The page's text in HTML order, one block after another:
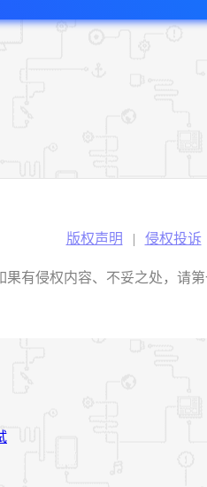
版权声明 | 侵权投诉
有侵权内容、不妥之处，请